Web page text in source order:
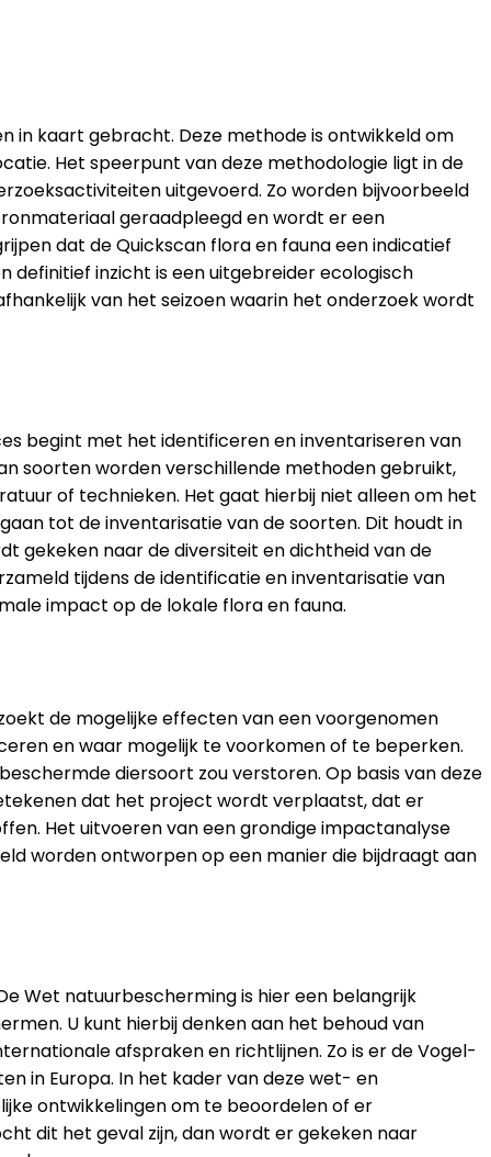
in kaart gebracht. Deze methode is ontwikkeld om
Het speerpunt van deze methodologie ligt in de
uitgevoerd. Zo worden bijvoorbeeld
geraadpleegd en wordt er een
dat de Quickscan flora en fauna een indicatief
inzicht is een uitgebreider ecologisch
van het seizoen waarin het onderzoek wordt
begint met het identificeren en inventariseren van
soorten worden verschillende methoden gebruikt,
of technieken. Het gaat hierbij niet alleen om het
tot de inventarisatie van de soorten. Dit houdt in
gekeken naar de diversiteit en dichtheid van de
tijdens de identificatie en inventarisatie van
impact op de lokale flora en fauna.
de mogelijke effecten van een voorgenomen
en waar mogelijk te voorkomen of te beperken.
diersoort zou verstoren. Op basis van deze
dat het project wordt verplaatst, dat er
Het uitvoeren van een grondige impactanalyse
worden ontworpen op een manier die bijdraagt aan
Wet natuurbescherming is hier een belangrijk
U kunt hierbij denken aan het behoud van
afspraken en richtlijnen. Zo is er de Vogel-
in Europa. In het kader van deze wet- en
ontwikkelingen om te beoordelen of er
dit het geval zijn, dan wordt er gekeken naar